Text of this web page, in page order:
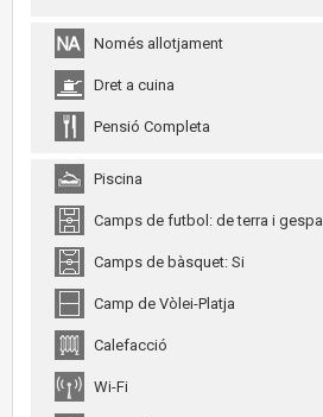
Només allotjament
Dret a cuina
Pensió Completa
Piscina
Camps de futbol: de terra i gespa
Camps de bàsquet: Si
Camp de Vòlei-Platja
Calefacció
Wi-Fi